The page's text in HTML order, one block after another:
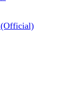
(Official)